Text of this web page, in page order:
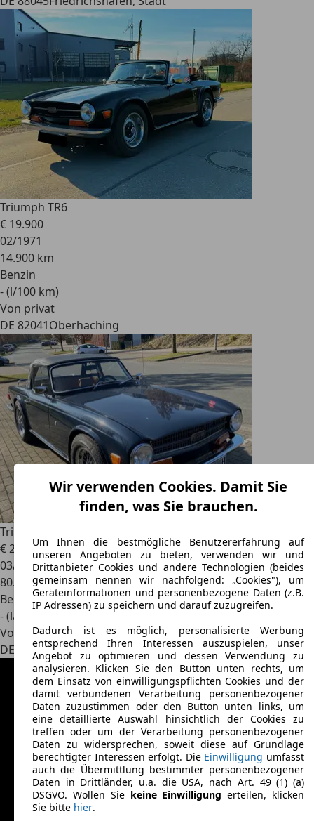
Triumph TR6
€ 19.900
02/1971
14.900 km
Benzin
- (l/100 km)
Von privat
DE 82041Oberhaching
Triumph TR6
€ 21.500
03/1974
80.000 km
Benzin
- (l/100 km)
Von privat
DE 45699Herten, Stadt
Wir verwenden Cookies. Damit Sie
finden, was Sie brauchen.
Um Ihnen die bestmögliche Benutzererfahrung auf
unseren Angeboten zu bieten, verwenden wir und
Drittanbieter Cookies und andere Technologien (beides
gemeinsam nennen wir nachfolgend: „Cookies"), um
Geräteinformationen und personenbezogene Daten (z.B.
IP Adressen) zu speichern und darauf zuzugreifen.
Dadurch ist es möglich, personalisierte Werbung
entsprechend Ihren Interessen auszuspielen, unser
Angebot zu optimieren und dessen Verwendung zu
analysieren. Klicken Sie den Button unten rechts, um
dem Einsatz von einwilligungspflichten Cookies und der
damit verbundenen Verarbeitung personenbezogener
Daten zuzustimmen oder den Button unten links, um
eine detaillierte Auswahl hinsichtlich der Cookies zu
treffen oder um der Verarbeitung personenbezogener
Daten zu widersprechen, soweit diese auf Grundlage
berechtigter Interessen erfolgt. Die Einwilligung umfasst
auch die Übermittlung bestimmter personenbezogener
Daten in Drittländer, u.a. die USA, nach Art. 49 (1) (a)
DSGVO. Wollen Sie keine Einwilligung erteilen, klicken
Sie bitte hier.